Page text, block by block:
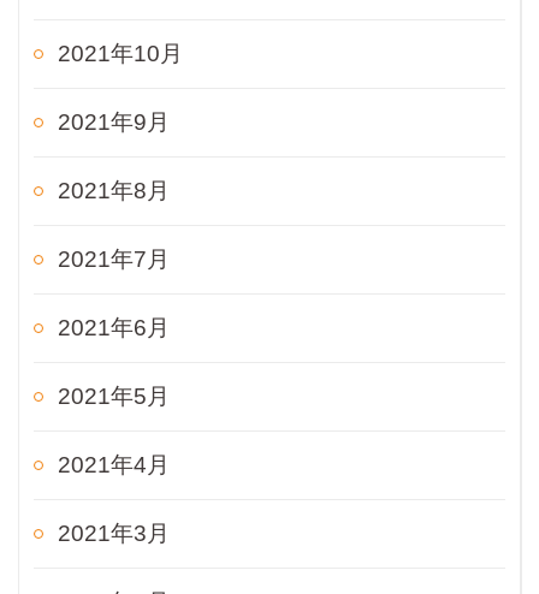
2021年10月
2021年9月
2021年8月
2021年7月
2021年6月
2021年5月
2021年4月
2021年3月